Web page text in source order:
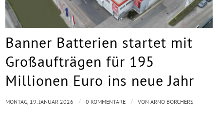
Banner Batterien startet mit
Großaufträgen für 195
Millionen Euro ins neue Jahr
MONTAG, 19. JANUAR 2026 / 0 KOMMENTARE / VONARNO BORCHERS